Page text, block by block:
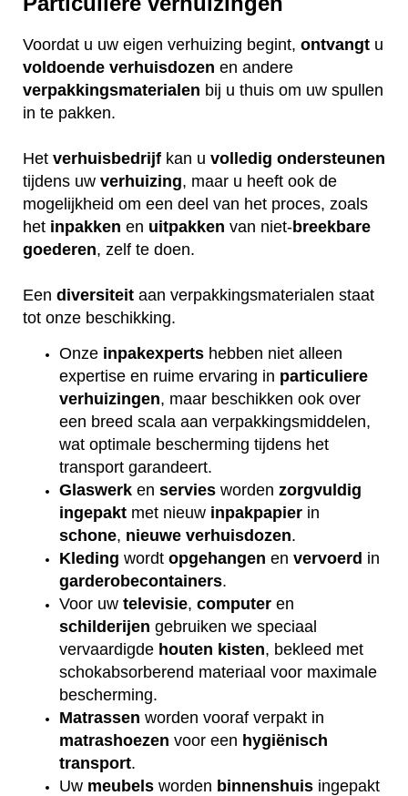
Voordat u uw eigen verhuizing begint, ontvangt u
voldoende verhuisdozen en andere
verpakkingsmaterialen bij u thuis om uw spullen
in te pakken.
Het verhuisbedrijf kan u volledig ondersteunen
tijdens uw verhuizing, maar u heeft ook de
mogelijkheid om een deel van het proces, zoals
het inpakken en uitpakken van niet-breekbare
goederen, zelf te doen.
Een diversiteit aan verpakkingsmaterialen staat
tot onze beschikking.
Onze inpakexperts hebben niet alleen
expertise en ruime ervaring in particuliere
verhuizingen, maar beschikken ook over
een breed scala aan verpakkingsmiddelen,
wat optimale bescherming tijdens het
transport garandeert.
Glaswerk en servies worden zorgvuldig
ingepakt met nieuw inpakpapier in
schone, nieuwe verhuisdozen.
Kleding wordt opgehangen en vervoerd in
garderobecontainers.
Voor uw televisie, computer en
schilderijen gebruiken we speciaal
vervaardigde houten kisten, bekleed met
schokabsorberend materiaal voor maximale
bescherming.
Matrassen worden vooraf verpakt in
matrashoezen voor een hygiënisch
transport.
Uw meubels worden binnenshuis ingepakt